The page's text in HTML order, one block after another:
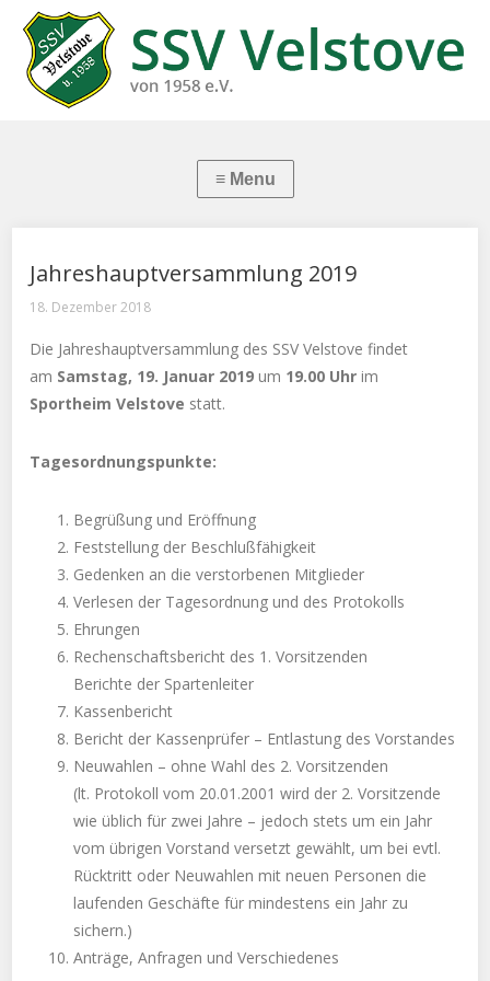
Jahreshauptversammlung 2019
18. Dezember 2018
Die Jahreshauptversammlung des SSV Velstove findet
am Samstag, 19. Januar 2019um 19.00 Uhrim
Sportheim Velstove statt.
Tagesordnungspunkte:
Begrüßung und Eröffnung
Feststellung der Beschlußfähigkeit
Gedenken an die verstorbenen Mitglieder
Verlesen der Tagesordnung und des Protokolls
Ehrungen
Rechenschaftsbericht des 1. Vorsitzenden
Berichte der Spartenleiter
Kassenbericht
Bericht der Kassenprüfer – Entlastung des Vorstandes
Neuwahlen – ohne Wahl des 2. Vorsitzenden
(lt. Protokoll vom 20.01.2001 wird der 2. Vorsitzende
wie üblich für zwei Jahre – jedoch stets um ein Jahr
vom übrigen Vorstand versetzt gewählt, um bei evtl.
Rücktritt oder Neuwahlen mit neuen Personen die
laufenden Geschäfte für mindestens ein Jahr zu
sichern.)
Anträge, Anfragen und Verschiedenes